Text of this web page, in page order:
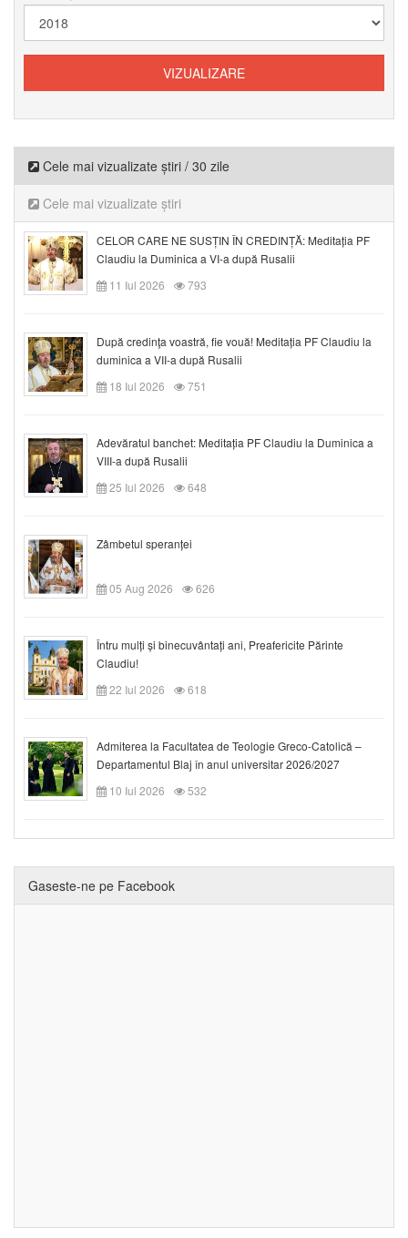
Cele mai vizualizate știri / 30 zile
Cele mai vizualizate știri
CELOR CARE NE SUSȚIN ÎN CREDINȚĂ: Meditația PF
Claudiu la Duminica a VI-a după Rusalii
11 Iul 2026
793
După credinţa voastră, fie vouă! Meditația PF Claudiu la
duminica a VII-a după Rusalii
18 Iul 2026
751
Adevăratul banchet: Meditația PF Claudiu la Duminica a
VIII-a după Rusalii
25 Iul 2026
648
Zâmbetul speranței
05 Aug 2026 626
Întru mulți și binecuvântați ani, Preafericite Părinte
Claudiu!
22 Iul 2026
618
Admiterea la Facultatea de Teologie Greco-Catolică –
Departamentul Blaj în anul universitar 2026/2027
10 Iul 2026
532
Gaseste-ne pe Facebook